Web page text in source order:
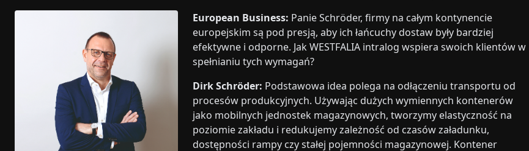
European Business: Panie Schröder, firmy na całym kontynencie
europejskim są pod presją, aby ich łańcuchy dostaw były bardziej
efektywne i odporne. Jak WESTFALIA intralog wspiera swoich klientów w
spełnianiu tych wymagań?
Dirk Schröder: Podstawowa idea polega na odłączeniu transportu od
procesów produkcyjnych. Używając dużych wymiennych kontenerów
jako mobilnych jednostek magazynowych, tworzymy elastyczność na
poziomie zakładu i redukujemy zależność od czasów załadunku,
dostępności rampy czy stałej pojemności magazynowej. Kontener